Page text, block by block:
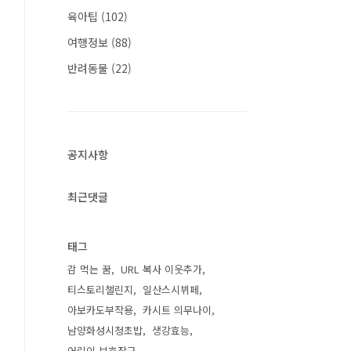
육아팁 (102)
여행정보 (88)
반려동물 (22)
공지사항
최근댓글
태그
감 먹는 꿈
URL 복사 이웃추가
티스토리챌린지
일산스시뷔페
아보카도부작용
카시트 의무나이
남양화성시청초밥
생강효능